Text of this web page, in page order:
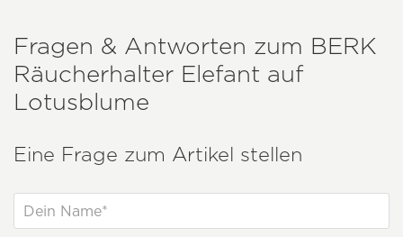
Fragen & Antworten zum BERK
Räucherhalter Elefant auf
Lotusblume
Eine Frage zum Artikel stellen